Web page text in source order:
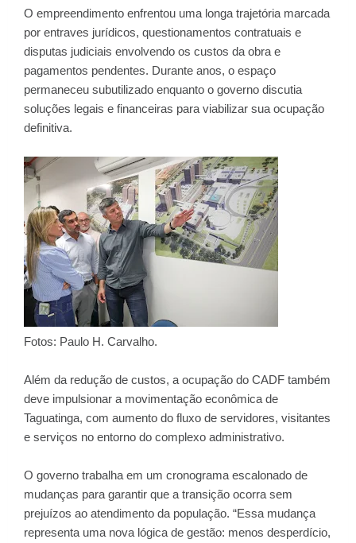
O empreendimento enfrentou uma longa trajetória marcada
por entraves jurídicos, questionamentos contratuais e
disputas judiciais envolvendo os custos da obra e
pagamentos pendentes. Durante anos, o espaço
permaneceu subutilizado enquanto o governo discutia
soluções legais e financeiras para viabilizar sua ocupação
definitiva.
Fotos: Paulo H. Carvalho.
Além da redução de custos, a ocupação do CADF também
deve impulsionar a movimentação econômica de
Taguatinga, com aumento do fluxo de servidores, visitantes
e serviços no entorno do complexo administrativo.
O governo trabalha em um cronograma escalonado de
mudanças para garantir que a transição ocorra sem
prejuízos ao atendimento da população. “Essa mudança
representa uma nova lógica de gestão: menos desperdício,